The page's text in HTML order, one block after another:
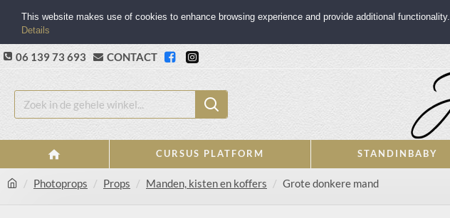
06 139 73 693 CONTACT
CURSUS PLATFORM STANDINBABY
Photoprops Props Manden, kisten en koffers Grote donkere mand
This website makes use of cookies to enhance browsing experience and provide additional functionality.
Details